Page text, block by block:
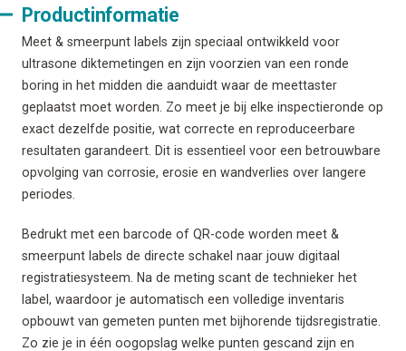
Productinformatie
Meet & smeerpunt labels zijn speciaal ontwikkeld voor
ultrasone diktemetingen en zijn voorzien van een ronde
boring in het midden die aanduidt waar de meettaster
geplaatst moet worden. Zo meet je bij elke inspectieronde op
exact dezelfde positie, wat correcte en reproduceerbare
resultaten garandeert. Dit is essentieel voor een betrouwbare
opvolging van corrosie, erosie en wandverlies over langere
periodes.
Bedrukt met een barcode of QR-code worden meet &
smeerpunt labels de directe schakel naar jouw digitaal
registratiesysteem. Na de meting scant de technieker het
label, waardoor je automatisch een volledige inventaris
opbouwt van gemeten punten met bijhorende tijdsregistratie.
Zo zie je in één oogopslag welke punten gescand zijn en